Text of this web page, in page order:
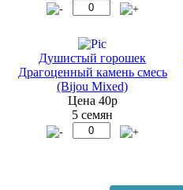
Душистый горошек
Драгоценный камень смесь
(Bijou Mixed)
Цена 40р
5 семян